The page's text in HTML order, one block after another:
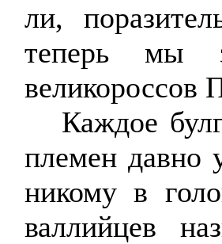
ли,
теперь мы
великороссов
Каждое
племен давно
никому в
валлийцев